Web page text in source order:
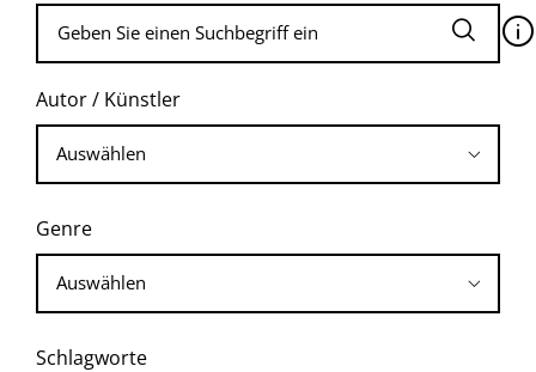
🛈
Autor / Künstler
Genre
Schlagworte